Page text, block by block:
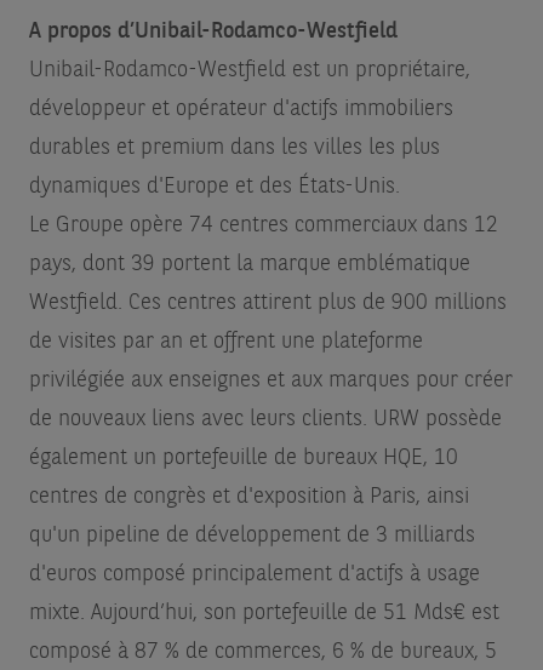
A propos d’Unibail-Rodamco-Westfield
Unibail-Rodamco-Westfield est un propriétaire,
développeur et opérateur d'actifs immobiliers
durables et premium dans les villes les plus
dynamiques d'Europe et des États-Unis.
Le Groupe opère 74 centres commerciaux dans 12
pays, dont 39 portent la marque emblématique
Westfield. Ces centres attirent plus de 900 millions
de visites par an et offrent une plateforme
privilégiée aux enseignes et aux marques pour créer
de nouveaux liens avec leurs clients. URW possède
également un portefeuille de bureaux HQE, 10
centres de congrès et d'exposition à Paris, ainsi
qu'un pipeline de développement de 3 milliards
d'euros composé principalement d'actifs à usage
mixte. Aujourd’hui, son portefeuille de 51 Mds€ est
composé à 87 % de commerces, 6 % de bureaux, 5